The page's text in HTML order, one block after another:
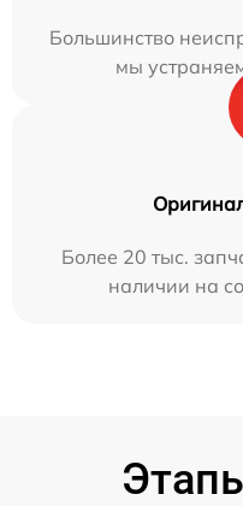
Большинство
мы
Более 20 тыс.
наличии на